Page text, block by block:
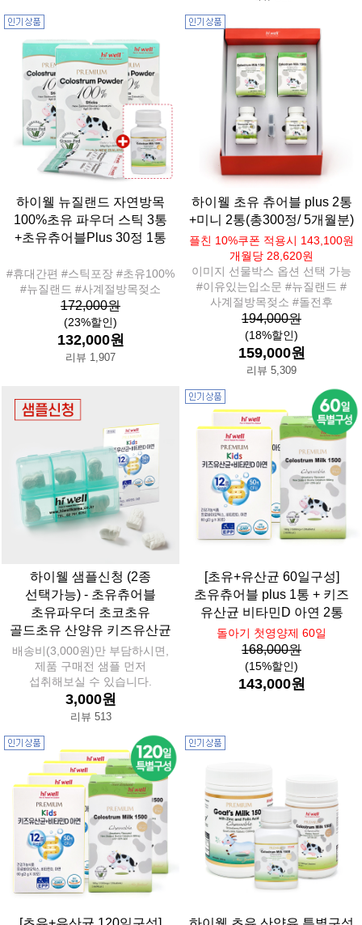
하이웰 뉴질랜드 자연방목
100%초유 파우더 스틱 3통
+초유츄어블Plus 30정 1통
#휴대간편 #스틱포장 #초유100%
#뉴질랜드 #사계절방목젖소
172,000원
(23%할인)
132,000원
리뷰 1,907
하이웰 초유 츄어블 plus 2통
+미니 2통(총300정/ 5개월분)
플친 10%쿠폰 적용시 143,100원
개월당 28,620원
이미지 선물박스 옵션 선택 가능
#이유있는입소문 #뉴질랜드 #
사계절방목젖소 #돌전후
194,000원
(18%할인)
159,000원
리뷰 5,309
하이웰 샘플신청 (2종
선택가능) - 초유츄어블
초유파우더 초코초유
골드초유 산양유 키즈유산균
배송비(3,000원)만 부담하시면,
제품 구매전 샘플 먼저
섭취해보실 수 있습니다.
3,000원
리뷰 513
[초유+유산균 60일구성]
초유츄어블 plus 1통 + 키즈
유산균 비타민D 아연 2통
돌아기 첫영양제 60일
168,000원
(15%할인)
143,000원